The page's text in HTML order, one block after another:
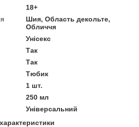
18+
Шия, Область декольте,
Обличчя
Унісекс
Так
Так
Тюбик
1 шт.
250 мл
Універсальний